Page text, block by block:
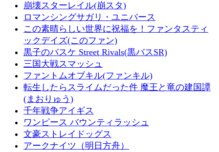
崩壊スターレイル(崩スタ)
ロマンシングサガリ・ユニバース
この素晴らしい世界に祝福を！ファンタスティ
ックデイズ(このファン)
黒子のバスケ Street Rivals(黒バスSR)
三国大戦スマッシュ
ファントムオブキル(ファンキル)
転生したらスライムだった件 魔王と竜の建国譚
(まおりゅう)
千年戦争アイギス
ワンピース バウンティラッシュ
文豪ストレイドッグス
アークナイツ（明日方舟）